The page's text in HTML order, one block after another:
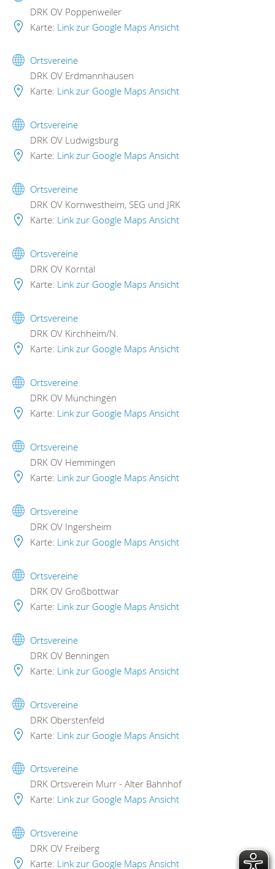
DRK OV Poppenweiler
Karte: Link zur Google Maps Ansicht
Ortsvereine
DRK OV Erdmannhausen
Karte: Link zur Google Maps Ansicht
Ortsvereine
DRK OV Ludwigsburg
Karte: Link zur Google Maps Ansicht
Ortsvereine
DRK OV Kornwestheim, SEG und JRK
Karte: Link zur Google Maps Ansicht
Ortsvereine
DRK OV Korntal
Karte: Link zur Google Maps Ansicht
Ortsvereine
DRK OV Kirchheim/N.
Karte: Link zur Google Maps Ansicht
Ortsvereine
DRK OV Münchingen
Karte: Link zur Google Maps Ansicht
Ortsvereine
DRK OV Hemmingen
Karte: Link zur Google Maps Ansicht
Ortsvereine
DRK OV Ingersheim
Karte: Link zur Google Maps Ansicht
Ortsvereine
DRK OV Großbottwar
Karte: Link zur Google Maps Ansicht
Ortsvereine
DRK OV Benningen
Karte: Link zur Google Maps Ansicht
Ortsvereine
DRK Oberstenfeld
Karte: Link zur Google Maps Ansicht
Ortsvereine
DRK Ortsverein Murr - Alter Bahnhof
Karte: Link zur Google Maps Ansicht
Ortsvereine
DRK OV Freiberg
Karte: Link zur Google Maps Ansicht